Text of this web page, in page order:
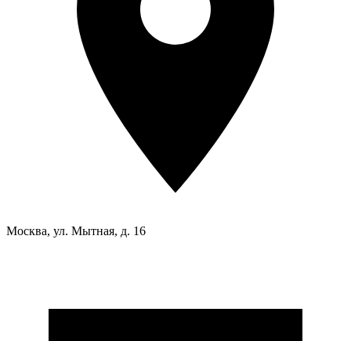
Москва, ул. Мытная, д. 16